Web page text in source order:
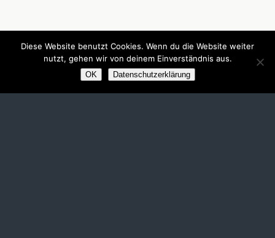
Diese Website benutzt Cookies. Wenn du die Website weiter
nutzt, gehen wir von deinem Einverständnis aus.
OK Datenschutzerklärung